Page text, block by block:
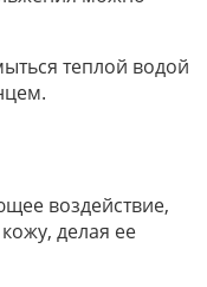
теплой водой
воздействие,
делая ее